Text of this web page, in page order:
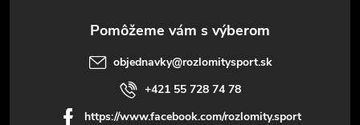
objednavky@rozlomitysport.sk
+421 55 728 74 78
https://www.facebook.com/rozlomity.sport